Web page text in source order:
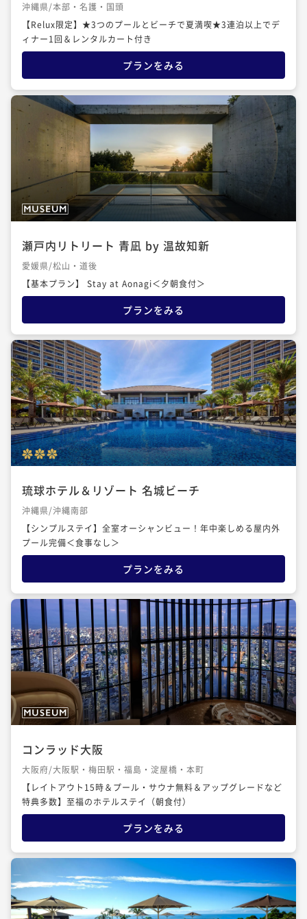
沖縄県/本部・名護・国頭
【Relux限定】★3つのプールとビーチで夏満喫★3連泊以上でデ
ィナー1回＆レンタルカート付き
プランをみる
瀬戸内リトリート 青凪 by 温故知新
愛媛県/松山・道後
【基本プラン】 Stay at Aonagi＜夕朝食付＞
プランをみる
琉球ホテル＆リゾート 名城ビーチ
沖縄県/沖縄南部
【シンプルステイ】全室オーシャンビュー！年中楽しめる屋内外
プール完備＜食事なし＞
プランをみる
コンラッド大阪
大阪府/大阪駅・梅田駅・福島・淀屋橋・本町
【レイトアウト15時＆プール・サウナ無料＆アップグレードなど
特典多数】至福のホテルステイ（朝食付）
プランをみる